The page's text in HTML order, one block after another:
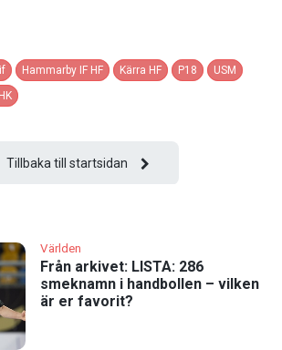
Hammarby IF HF Kärra HF P18
USM
Tillbaka till startsidan
Världen
Från arkivet: LISTA: 286
smeknamn i handbollen – vilken
är er favorit?